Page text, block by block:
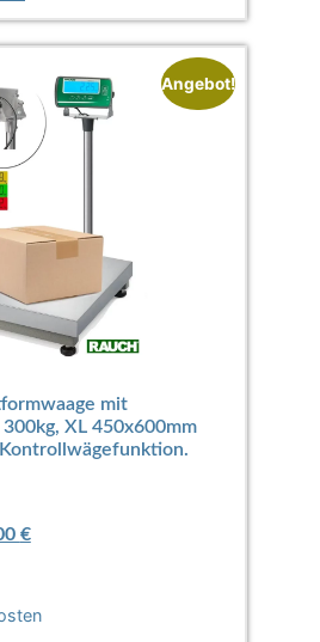
Angebot!
mit
XL 450x600mm
€